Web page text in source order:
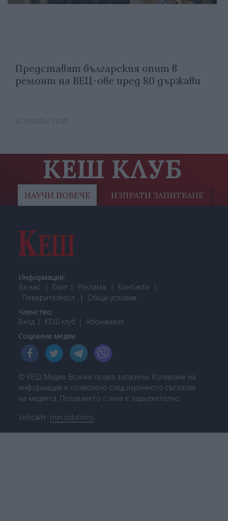
Представят българския опит в
ремонт на ВЕЦ-ове пред 80 държави
27.10.2025 / 12:00
КЕШ КЛУБ
НАУЧИ ПОВЕЧЕ ИЗПРАТИ ЗАПИТВАНЕ
Информация:
За нас
Екип Реклама
Контакти
Поверителност
Общи условия
Членство:
Вход
КЕШ клуб Абонамент
Социални медии
© КЕШ Медия. Всички права запазени. Копиране на
информация е позволено след изричното съгласие
на медията. Ползването с линк е задължително.
Уебсайт: min.solutions